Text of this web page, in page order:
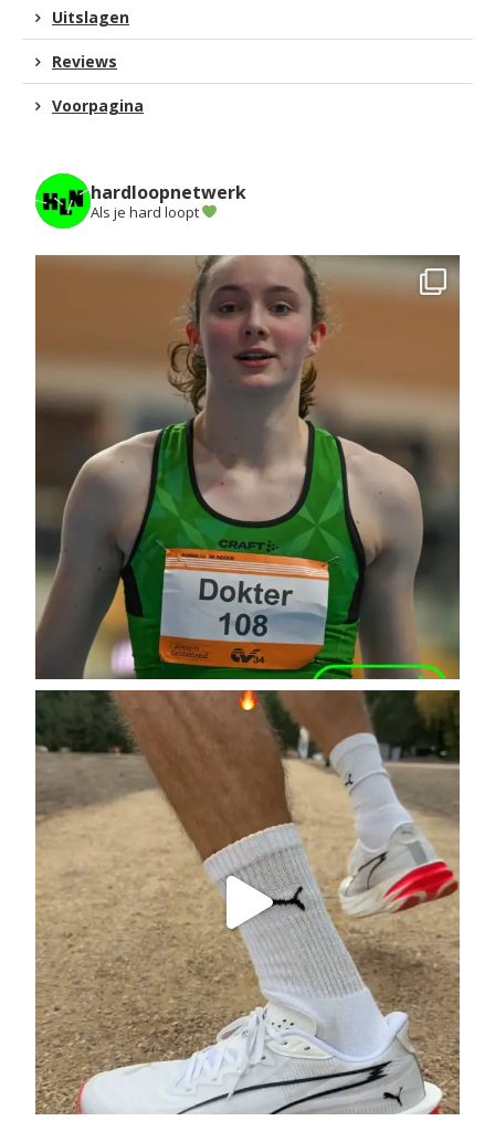
Uitslagen
Reviews
Voorpagina
hardloopnetwerk
Als je hard loopt